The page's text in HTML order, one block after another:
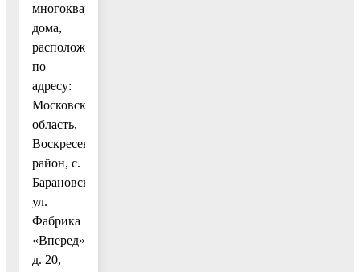
многоквартирного
дома,
расположенного
по
адресу:
Московская
область,
Воскресенский
район, с.
Барановское,
ул.
Фабрика
«Вперед»,
д. 20,